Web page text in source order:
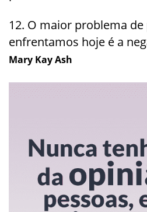
12. O maior problema
enfrentamos hoje é a
Mary Kay Ash